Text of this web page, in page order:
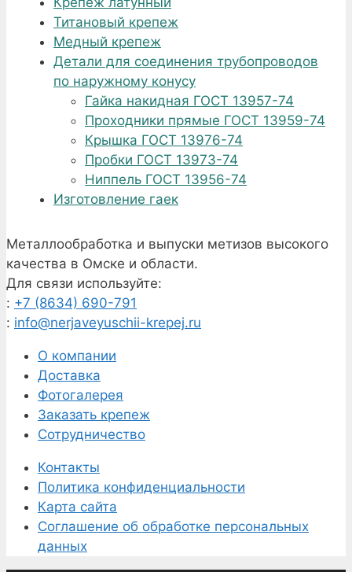
Титановый крепеж
Медный крепеж
Детали для соединения трубопроводов
по наружному конусу
Гайка накидная ГОСТ 13957-74
Проходники прямые ГОСТ 13959-74
Крышка ГОСТ 13976-74
Пробки ГОСТ 13973-74
Ниппель ГОСТ 13956-74
Изготовление гаек
Металлообработка и выпуски метизов высокого
качества в Омске и области.
Для связи используйте:
: +7 (8634) 690-791
: info@nerjaveyuschii-krepej.ru
О компании
Доставка
Фотогалерея
Заказать крепеж
Сотрудничество
Контакты
Политика конфиденциальности
Карта сайта
Соглашение об обработке персональных
данных